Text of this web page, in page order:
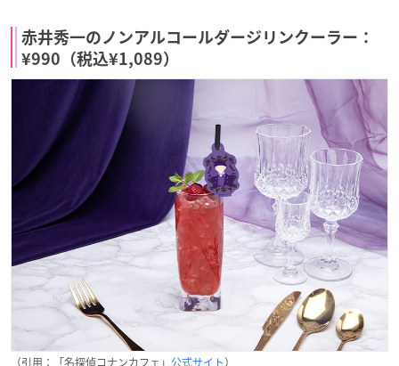
赤井秀一のノンアルコールダージリンクーラー：
¥990（税込¥1,089）
（引用：「名探偵コナンカフェ」 公式サイト）